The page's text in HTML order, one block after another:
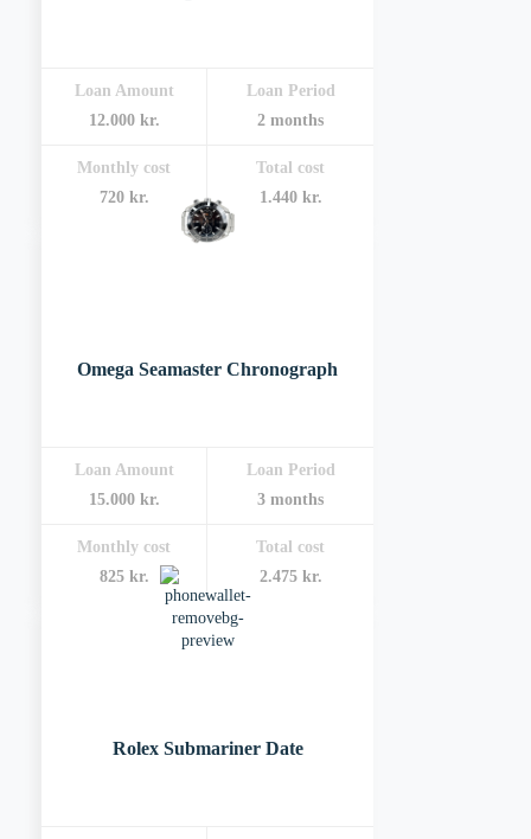
Loan Amount
12.000 kr.
Loan Period
2 months
Monthly cost
720 kr.
Total cost
1.440 kr.
Omega Seamaster Chronograph
Loan Amount
15.000 kr.
Loan Period
3 months
Monthly cost
825 kr.
Total cost
2.475 kr.
Rolex Submariner Date